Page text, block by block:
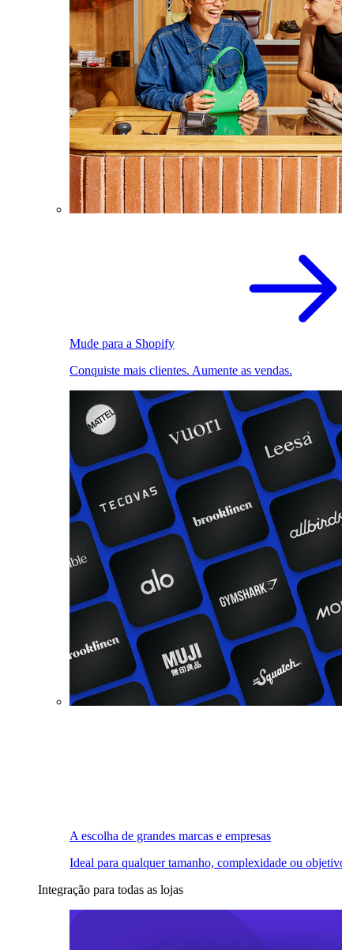
Mude para a Shopify
Conquiste mais clientes. Aumente as vendas.
A escolha de grandes marcas e empresas
Ideal para qualquer tamanho, complexidade ou
Integração para todas as lojas